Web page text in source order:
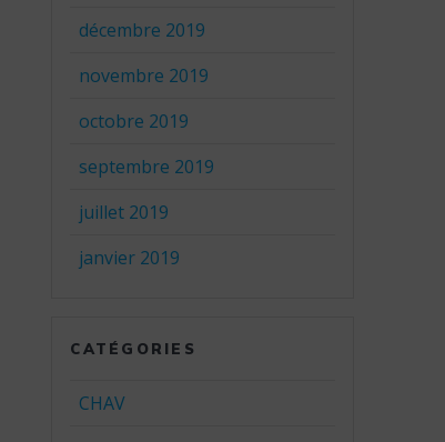
décembre 2019
novembre 2019
octobre 2019
septembre 2019
juillet 2019
janvier 2019
CATÉGORIES
CHAV